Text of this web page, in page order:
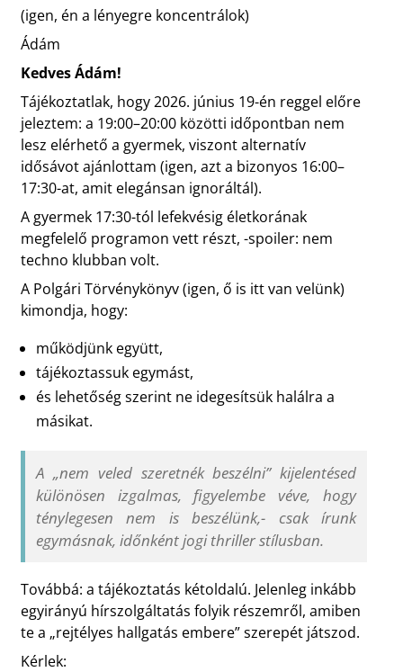
(igen, én a lényegre koncentrálok)
Ádám
Kedves Ádám!
Tájékoztatlak, hogy 2026. június 19-én reggel előre
jeleztem: a 19:00–20:00 közötti időpontban nem
lesz elérhető a gyermek, viszont alternatív
idősávot ajánlottam (igen, azt a bizonyos 16:00–
17:30-at, amit elegánsan ignoráltál).
A gyermek 17:30-tól lefekvésig életkorának
megfelelő programon vett részt, -spoiler: nem
techno klubban volt.
A Polgári Törvénykönyv (igen, ő is itt van velünk)
kimondja, hogy:
működjünk együtt,
tájékoztassuk egymást,
és lehetőség szerint ne idegesítsük halálra a
másikat.
A „nem veled szeretnék beszélni” kijelentésed
különösen izgalmas, figyelembe véve, hogy
ténylegesen nem is beszélünk,- csak írunk
egymásnak, időnként jogi thriller stílusban.
Továbbá: a tájékoztatás kétoldalú. Jelenleg inkább
egyirányú hírszolgáltatás folyik részemről, amiben
te a „rejtélyes hallgatás embere” szerepét játszod.
Kérlek: